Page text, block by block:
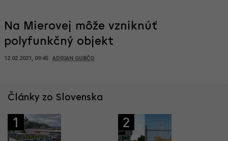
Na Mierovej môže vzniknúť
polyfunkčný objekt
12.02.2021, 09:45 ADRIAN GUBČO
Články zo Slovenska
1 2